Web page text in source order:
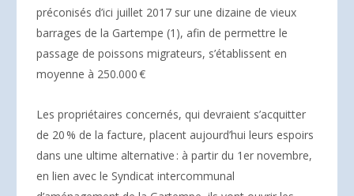
préconisés d’ici juillet 2017 sur une dizaine de vieux
barrages de la Gartempe (1), afin de permettre le
passage de poissons migrateurs, s’établissent en
moyenne à 250.000 €
Les propriétaires concernés, qui devraient s’acquitter
de 20 % de la facture, placent aujourd’hui leurs espoirs
dans une ultime alternative : à partir du 1er novembre,
en lien avec le Syndicat intercommunal